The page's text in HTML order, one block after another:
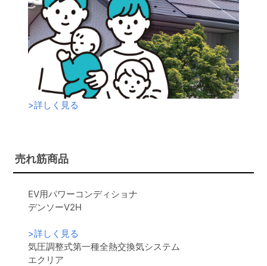
>詳しく見る
売れ筋商品
EV用パワーコンディショナ
デンソーV2H
>詳しく見る
気圧調整式第一種全熱交換気システム
エクリア